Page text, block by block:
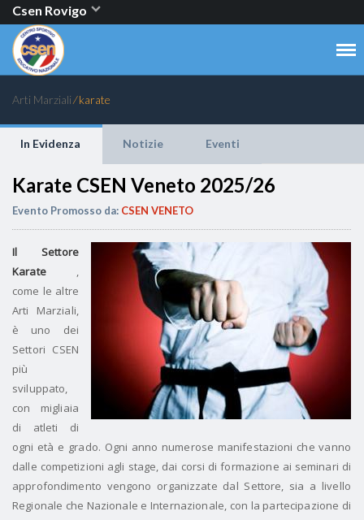
Csen Rovigo
Arti Marziali⁄ karate
In Evidenza Notizie Eventi
Karate CSEN Veneto 2025/26
Evento Promosso da: CSEN VENETO
Il Settore
Karate,
come le altre
Arti Marziali,
è uno dei
Settori CSEN
più
sviluppato,
con migliaia
di atleti di
ogni età e grado. Ogni anno numerose manifestazioni che vanno
dalle competizioni agli stage, dai corsi di formazione ai seminari di
approfondimento vengono organizzate dal Settore, sia a livello
Regionale che Nazionale e Internazionale, con la partecipazione di